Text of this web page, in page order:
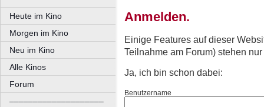
Heute im Kino
Morgen im Kino
Neu im Kino
Alle Kinos
Forum
––––––––––––––––––––
Anmelden.
Einige Features auf dieser
Teilnahme am Forum) stehen
Ja, ich bin schon dabei:
Benutzername